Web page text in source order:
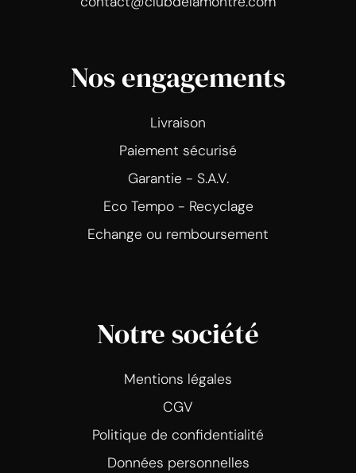
Nos engagements
Livraison
Paiement sécurisé
Garantie - S.A.V.
Eco Tempo - Recyclage
Echange ou remboursement
Notre société
Mentions légales
CGV
Politique de confidentialité
Données personnelles